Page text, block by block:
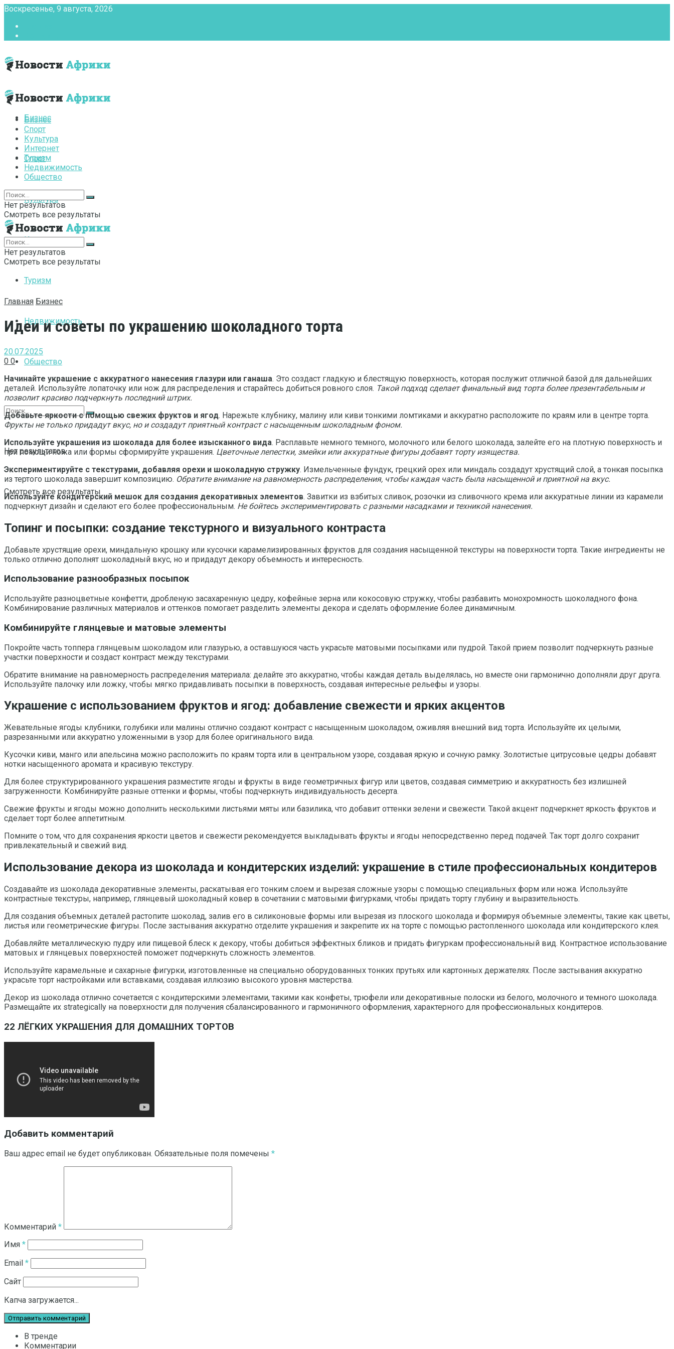
Воскресенье, 9 августа, 2026
Бизнес
Спорт
Культура
Интернет
Туризм
Недвижимость
Общество
Нет результатов
Смотреть все результаты
Бизнес
Спорт
Культура
Интернет
Туризм
Недвижимость
Общество
Нет результатов
Смотреть все результаты
Нет результатов
Смотреть все результаты
Главная Бизнес
Идеи и советы по украшению шоколадного торта
20.07.2025
0 0
Начинайте украшение с аккуратного нанесения глазури или ганаша. Это создаст гладкую и блестящую поверхность, которая послужит отличной базой для дальнейших
деталей. Используйте лопаточку или нож для распределения и старайтесь добиться ровного слоя. Такой подход сделает финальный вид торта более презентабельным и
позволит красиво подчеркнуть последний штрих.
Добавьте яркости с помощью свежих фруктов и ягод. Нарежьте клубнику, малину или киви тонкими ломтиками и аккуратно расположите по краям или в центре торта.
Фрукты не только придадут вкус, но и создадут приятный контраст с насыщенным шоколадным фоном.
Используйте украшения из шоколада для более изысканного вида. Расплавьте немного темного, молочного или белого шоколада, залейте его на плотную поверхность и
при помощи ножа или формы сформируйте украшения. Цветочные лепестки, змейки или аккуратные фигуры добавят торту изящества.
Экспериментируйте с текстурами, добавляя орехи и шоколадную стружку. Измельченные фундук, грецкий орех или миндаль создадут хрустящий слой, а тонкая посыпка
из тертого шоколада завершит композицию. Обратите внимание на равномерность распределения, чтобы каждая часть была насыщенной и приятной на вкус.
Используйте кондитерский мешок для создания декоративных элементов. Завитки из взбитых сливок, розочки из сливочного крема или аккуратные линии из карамели
подчеркнут дизайн и сделают его более профессиональным. Не бойтесь экспериментировать с разными насадками и техникой нанесения.
Топинг и посыпки: создание текстурного и визуального контраста
Добавьте хрустящие орехи, миндальную крошку или кусочки карамелизированных фруктов для создания насыщенной текстуры на поверхности торта. Такие ингредиенты не
только отлично дополнят шоколадный вкус, но и придадут декору объемность и интересность.
Использование разнообразных посыпок
Используйте разноцветные конфетти, дробленую засахаренную цедру, кофейные зерна или кокосовую стружку, чтобы разбавить монохромность шоколадного фона.
Комбинирование различных материалов и оттенков помогает разделить элементы декора и сделать оформление более динамичным.
Комбинируйте глянцевые и матовые элементы
Покройте часть топпера глянцевым шоколадом или глазурью, а оставшуюся часть украсьте матовыми посыпками или пудрой. Такой прием позволит подчеркнуть разные
участки поверхности и создаст контраст между текстурами.
Обратите внимание на равномерность распределения материала: делайте это аккуратно, чтобы каждая деталь выделялась, но вместе они гармонично дополняли друг друга.
Используйте палочку или ложку, чтобы мягко придавливать посыпки в поверхность, создавая интересные рельефы и узоры.
Украшение с использованием фруктов и ягод: добавление свежести и ярких акцентов
Жевательные ягоды клубники, голубики или малины отлично создают контраст с насыщенным шоколадом, оживляя внешний вид торта. Используйте их целыми,
разрезанными или аккуратно уложенными в узор для более оригинального вида.
Кусочки киви, манго или апельсина можно расположить по краям торта или в центральном узоре, создавая яркую и сочную рамку. Золотистые цитрусовые цедры добавят
нотки насыщенного аромата и красивую текстуру.
Для более структурированного украшения разместите ягоды и фрукты в виде геометричных фигур или цветов, создавая симметрию и аккуратность без излишней
загруженности. Комбинируйте разные оттенки и формы, чтобы подчеркнуть индивидуальность десерта.
Свежие фрукты и ягоды можно дополнить несколькими листьями мяты или базилика, что добавит оттенки зелени и свежести. Такой акцент подчеркнет яркость фруктов и
сделает торт более аппетитным.
Помните о том, что для сохранения яркости цветов и свежести рекомендуется выкладывать фрукты и ягоды непосредственно перед подачей. Так торт долго сохранит
привлекательный и свежий вид.
Использование декора из шоколада и кондитерских изделий: украшение в стиле профессиональных кондитеров
Создавайте из шоколада декоративные элементы, раскатывая его тонким слоем и вырезая сложные узоры с помощью специальных форм или ножа. Используйте
контрастные текстуры, например, глянцевый шоколадный ковер в сочетании с матовыми фигурками, чтобы придать торту глубину и выразительность.
Для создания объемных деталей растопите шоколад, залив его в силиконовые формы или вырезая из плоского шоколада и формируя объемные элементы, такие как цветы,
листья или геометрические фигуры. После застывания аккуратно отделите украшения и закрепите их на торте с помощью растопленного шоколада или кондитерского клея.
Добавляйте металлическую пудру или пищевой блеск к декору, чтобы добиться эффектных бликов и придать фигуркам профессиональный вид. Контрастное использование
матовых и глянцевых поверхностей поможет подчеркнуть сложность элементов.
Используйте карамельные и сахарные фигурки, изготовленные на специально оборудованных тонких прутьях или картонных держателях. После застывания аккуратно
украсьте торт настройками или вставками, создавая иллюзию высокого уровня мастерства.
Декор из шоколада отлично сочетается с кондитерскими элементами, такими как конфеты, трюфели или декоративные полоски из белого, молочного и темного шоколада.
Размещайте их strategically на поверхности для получения сбалансированного и гармоничного оформления, характерного для профессиональных кондитеров.
22 ЛЁГКИХ УКРАШЕНИЯ ДЛЯ ДОМАШНИХ ТОРТОВ
Добавить комментарий
Ваш адрес email не будет опубликован. Обязательные поля помечены *
Комментарий *
Имя *
Email *
Сайт
Капча загружается...
В тренде
Комментарии